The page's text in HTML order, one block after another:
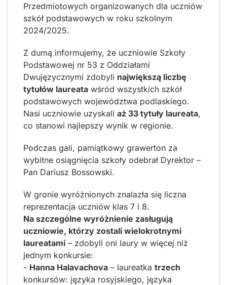
Przedmiotowych organizowanych dla uczniów
szkół podstawowych w roku szkolnym
2024/2025.
Z dumą informujemy, że uczniowie Szkoły
Podstawowej nr 53 z Oddziałami
Dwujęzycznymi zdobyli największą liczbę
tytułów laureata wśród wszystkich szkół
podstawowych województwa podlaskiego.
Nasi uczniowie uzyskali aż 33 tytuły laureata,
co stanowi najlepszy wynik w regionie.
Podczas gali, pamiątkowy grawerton za
wybitne osiągnięcia szkoły odebrał Dyrektor –
Pan Dariusz Bossowski.
W gronie wyróżnionych znalazła się liczna
reprezentacja uczniów klas 7 i 8.
Na szczególne wyróżnienie zasługują
uczniowie, którzy zostali wielokrotnymi
laureatami – zdobyli oni laury w więcej niż
jednym konkursie:
- Hanna Halavachova – laureatka trzech
konkursów: języka rosyjskiego, języka